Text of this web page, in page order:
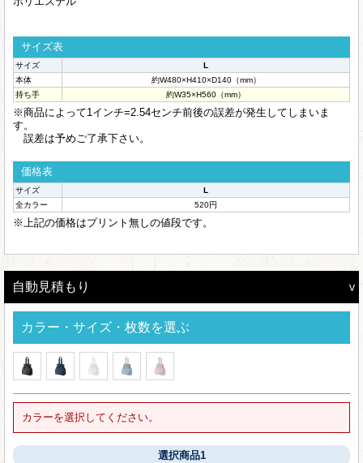
サイズ表
サイズ
L
本体
約W480×H410×D140（mm）
持ち手
約W35×H560（mm）
※商品によって1インチ=2.54センチ前後の誤差が発生してしまいま
す。
誤差は予めご了承下さい。
価格表
サイズ
L
全カラー
520円
※上記の価格はプリント無しの値段です。
自動見積もり
カラー・サイズ・枚数を選ぶ
カラーを選択してください。
選択商品1